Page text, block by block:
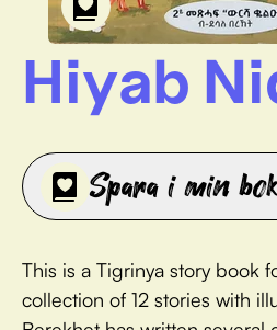
Hiyab
Spara i min
This is a Tigrinya story book
collection of 12 stories with